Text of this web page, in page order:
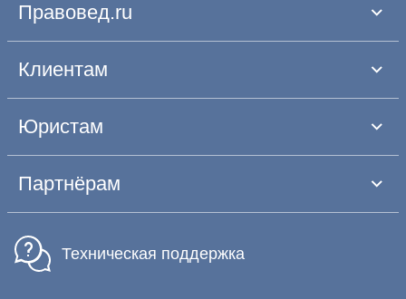
Правовед.ru
Клиентам
Юристам
Партнёрам
Техническая поддержка